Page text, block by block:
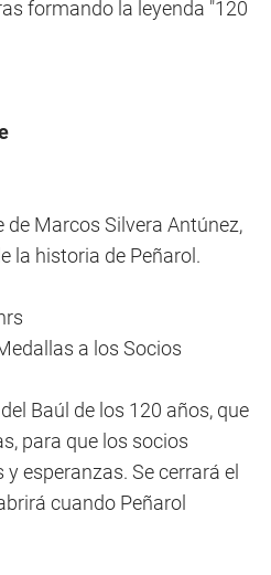
formando la leyenda "120
Marcos Silvera Antúnez,
la historia de Peñarol.
a los Socios
Baúl de los 120 años, que
para que los socios
esperanzas. Se cerrará el
cuando Peñarol